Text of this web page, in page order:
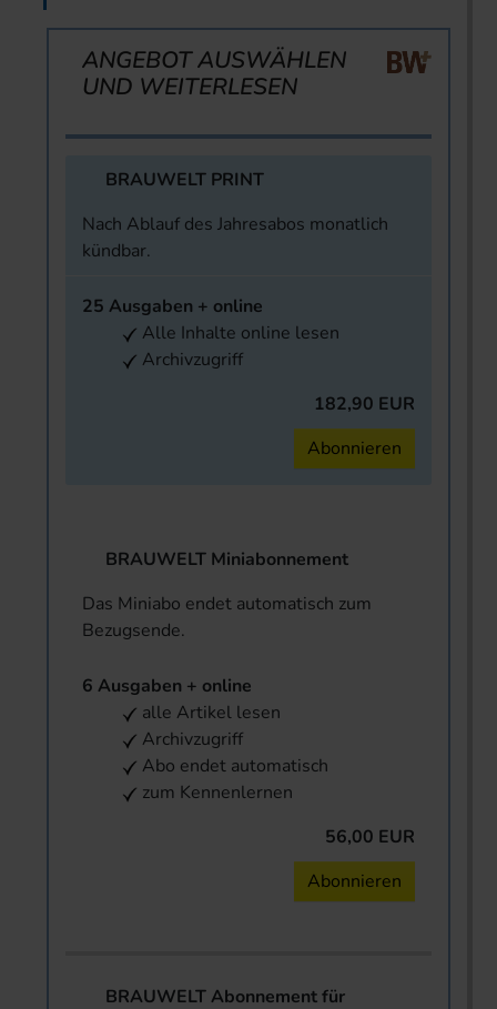
ANGEBOT AUSWÄHLEN
UND WEITERLESEN
BRAUWELT PRINT
Nach Ablauf des Jahresabos monatlich
kündbar.
25 Ausgaben + online
Alle Inhalte online lesen
Archivzugriff
182,90 EUR
Abonnieren
BRAUWELT Miniabonnement
Das Miniabo endet automatisch zum
Bezugsende.
6 Ausgaben + online
alle Artikel lesen
Archivzugriff
Abo endet automatisch
zum Kennenlernen
56,00 EUR
Abonnieren
BRAUWELT Abonnement für